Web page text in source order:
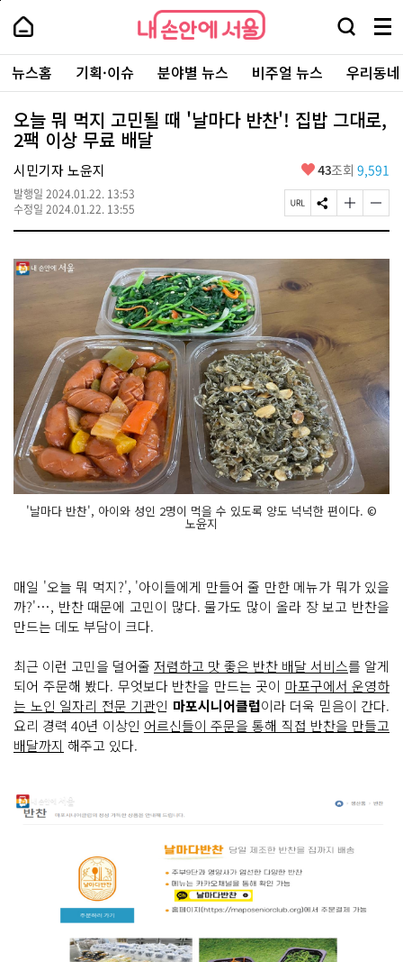
본
로
가
내
손
안
에
서
울
-
서
울
시
대
표
소
통
포
내
손
에
울
검
창
열
기
메
뉴
전
체
보
주
요
서
뉴스홈 기획·이슈 분야별 뉴스 비주얼 뉴스 우리동
오늘 뭐 먹지 고민될 때 '날마다 반찬'! 집밥 그대로,
2팩 이상 무료 배달
시민기자 노윤지
발행일 2024.01.22. 13:53
수정일 2024.01.22. 13:55
좋
요
43조회 9,591
페
이
U
L
S
N
공
기
글
자
기
경
기
글
자
기
경
하
'날마다 반찬', 아이와 성인 2명이 먹을 수 있도록 양도 넉넉한 편이다. ©
노윤지
매일 '오늘 뭐 먹지?', '아이들에게 만들어 줄 만한 메뉴가 뭐가 있을
까?'…, 반찬 때문에 고민이 많다. 물가도 많이 올라 장 보고 반찬을
만드는 데도 부담이 크다.
최근 이런 고민을 덜어줄 저렴하고 맛 좋은 반찬 배달 서비스를 알게
되어 주문해 봤다. 무엇보다 반찬을 만드는 곳이 마포구에서 운영하
는 노인 일자리 전문 기관인 마포시니어클럽이라 더욱 믿음이 간다.
요리 경력 40년 이상인 어르신들이 주문을 통해 직접 반찬을 만들고
배달까지 해주고 있다.
페
상
단
로